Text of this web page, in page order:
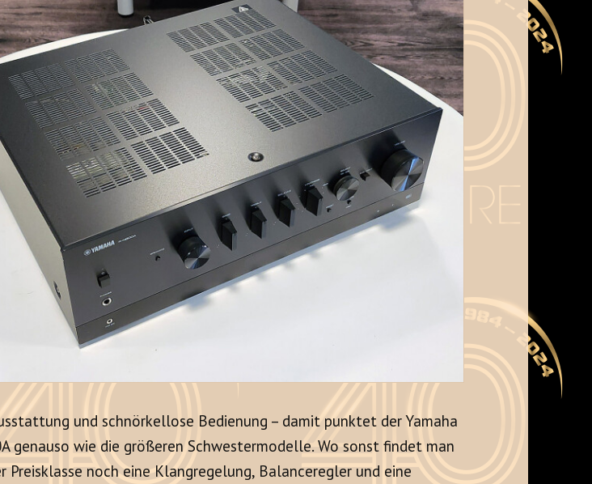
und schnörkellose Bedienung – damit punktet der Yamaha
genauso wie die größeren Schwestermodelle. Wo sonst findet man
Preisklasse noch eine Klangregelung, Balanceregler und eine